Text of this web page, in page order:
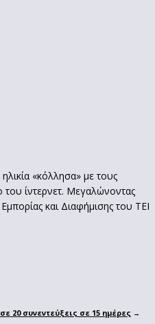
«κόλλησα» με τους
του ίντερνετ. Μεγαλώνοντας
και Διαφήμισης του ΤΕΙ
20 συνεντεύξεις σε 15 ημέρες →